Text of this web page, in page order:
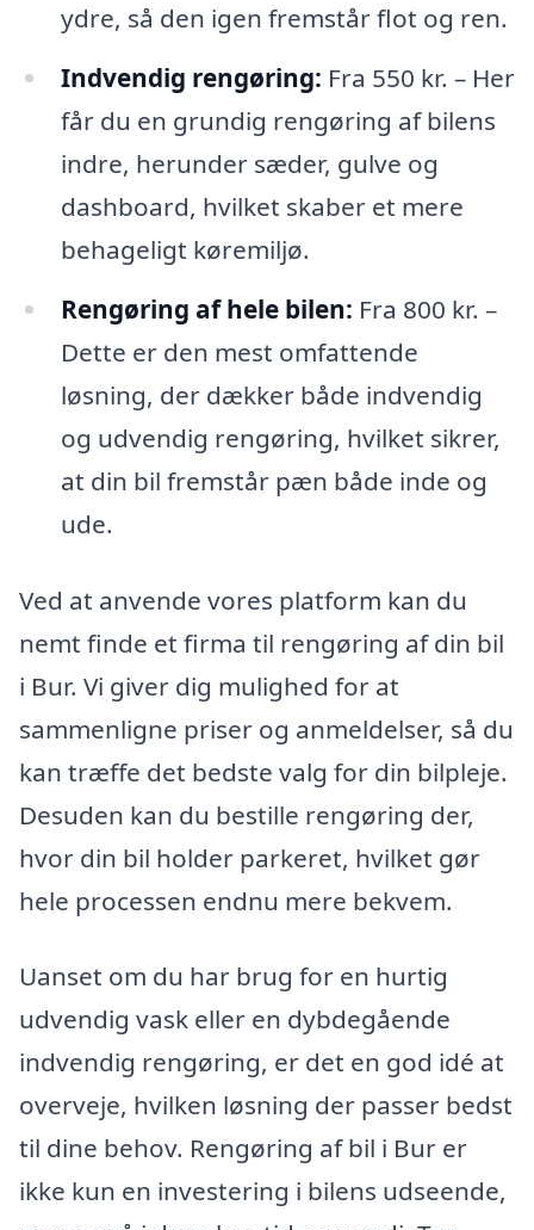
ydre, så den igen fremstår flot og ren.
Indvendig rengøring: Fra 550 kr. – Her
får du en grundig rengøring af bilens
indre, herunder sæder, gulve og
dashboard, hvilket skaber et mere
behageligt køremiljø.
Rengøring af hele bilen: Fra 800 kr. –
Dette er den mest omfattende
løsning, der dækker både indvendig
og udvendig rengøring, hvilket sikrer,
at din bil fremstår pæn både inde og
ude.
Ved at anvende vores platform kan du
nemt finde et firma til rengøring af din bil
i Bur. Vi giver dig mulighed for at
sammenligne priser og anmeldelser, så du
kan træffe det bedste valg for din bilpleje.
Desuden kan du bestille rengøring der,
hvor din bil holder parkeret, hvilket gør
hele processen endnu mere bekvem.
Uanset om du har brug for en hurtig
udvendig vask eller en dybdegående
indvendig rengøring, er det en god idé at
overveje, hvilken løsning der passer bedst
til dine behov. Rengøring af bil i Bur er
ikke kun en investering i bilens udseende,